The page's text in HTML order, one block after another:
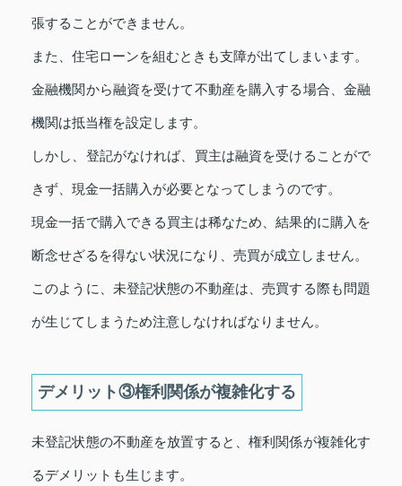
張することができません。
また、住宅ローンを組むときも支障が出てしまいます。
金融機関から融資を受けて不動産を購入する場合、金融
機関は抵当権を設定します。
しかし、登記がなければ、買主は融資を受けることがで
きず、現金一括購入が必要となってしまうのです。
現金一括で購入できる買主は稀なため、結果的に購入を
断念せざるを得ない状況になり、売買が成立しません。
このように、未登記状態の不動産は、売買する際も問題
が生じてしまうため注意しなければなりません。
デメリット③権利関係が複雑化する
未登記状態の不動産を放置すると、権利関係が複雑化す
るデメリットも生じます。